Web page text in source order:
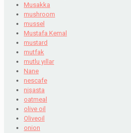
Musakka
mushroom
mussel
Mustafa Kemal
mustard
mutfak
mutlu yıllar
Nane
nescafe
nişasta
oatmeal
olive oil
Oliveoil
onion